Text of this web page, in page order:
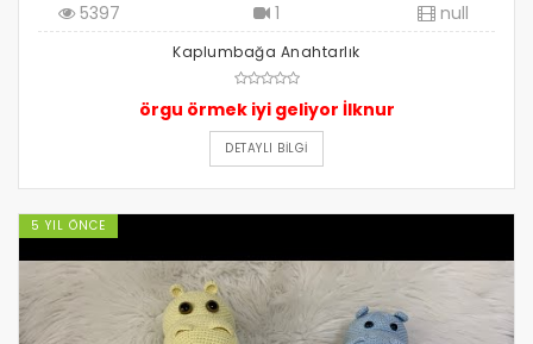
5397 1 null
Kaplumbağa Anahtarlık
örgu örmek iyi geliyor İlknur
DETAYLI BILGI
5 YIL ÖNCE